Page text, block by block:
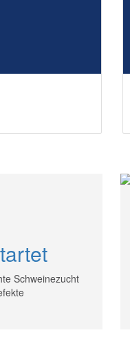
Schweinezucht